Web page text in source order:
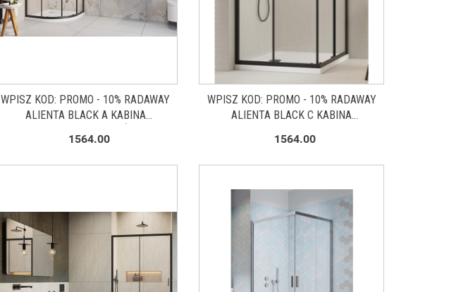
WPISZ KOD: PROMO - 10% RADAWAY
ALIENTA BLACK A KABINA
CZARNY MAT/SZKŁO PRZEZROCZYSTE
10229090-54-01
1564.00
WPISZ KOD: PROMO - 10% RADAWAY
ALIENTA BLACK C KABINA
KWADRATOWA CZARNY MAT/SZKŁO
PRZEZROCZYSTE 10239090-54-01
1564.00